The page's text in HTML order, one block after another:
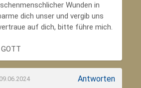
Wunden in
dich unser und vergib uns
auf dich, bitte führe mich.
Antworten